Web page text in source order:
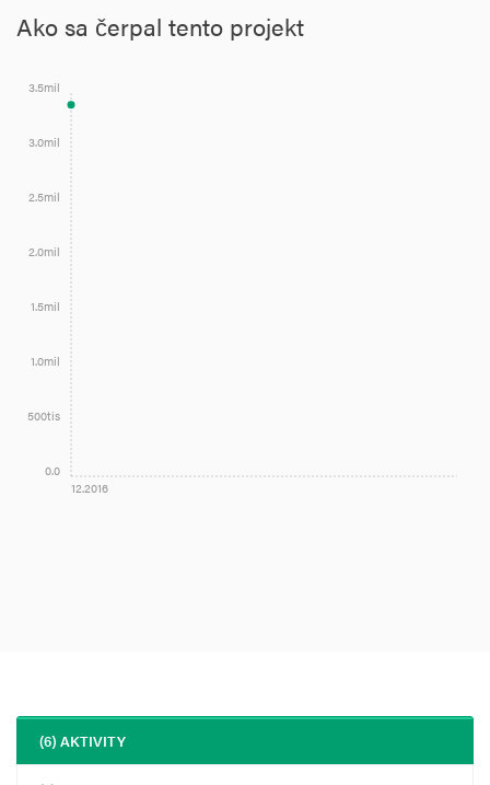
Ako sa čerpal tento projekt
12.2016
0.0
500tis
1.0mil
1.5mil
2.0mil
2.5mil
3.0mil
3.5mil
(6) AKTIVITY